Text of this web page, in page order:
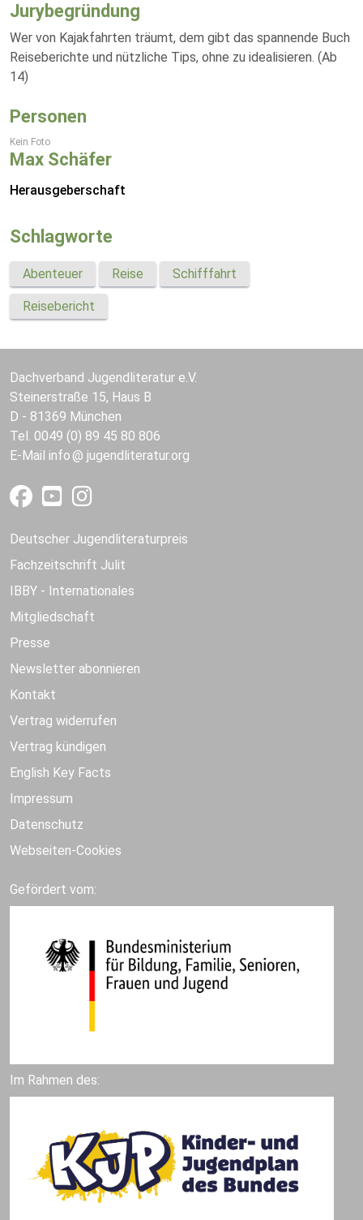
Jurybegründung
Wer von Kajakfahrten träumt, dem gibt das spannende Buch
Reiseberichte und nützliche Tips, ohne zu idealisieren. (Ab
14)
Personen
Kein Foto
Max Schäfer
Herausgeberschaft
Schlagworte
Abenteuer Reise Schifffahrt
Reisebericht
Dachverband Jugendliteratur e.V.
Steinerstraße 15, Haus B
D - 81369 München
Tel. 0049 (0) 89 45 80 806
E-Mail info jugendliteratur.org
Deutscher Jugendliteraturpreis
Fachzeitschrift Julit
IBBY - Internationales
Mitgliedschaft
Presse
Newsletter abonnieren
Kontakt
Vertrag widerrufen
Vertrag kündigen
English Key Facts
Impressum
Datenschutz
Webseiten-Cookies
Gefördert vom:
Im Rahmen des: